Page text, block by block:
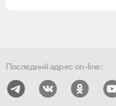
Последний адрес on-line: